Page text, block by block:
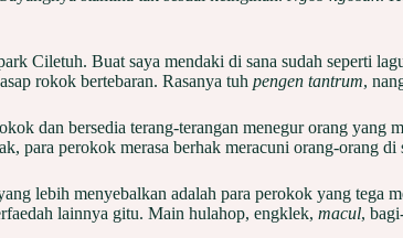
Ciletuh. Buat saya mendaki di sana sudah seperti
rokok bertebaran. Rasanya tuh pengen tantrum,
dan bersedia terang-terangan menegur orang
para perokok merasa berhak meracuni orang-orang
lebih menyebalkan adalah para perokok yang tega
lainnya gitu. Main hulahop, engklek, macul,